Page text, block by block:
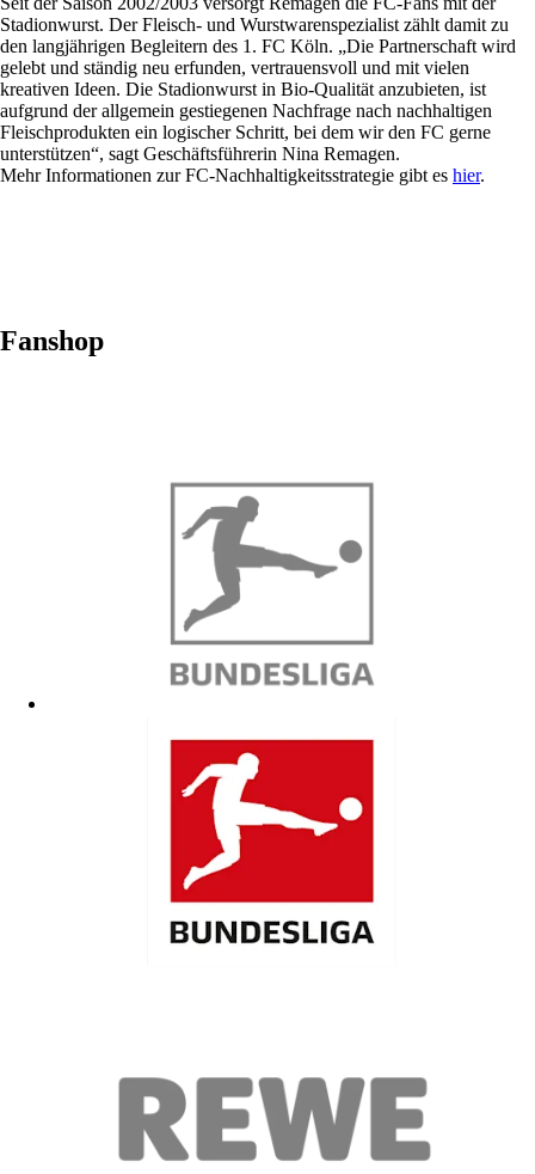
Stadionwurst. Der Fleisch- und Wurstwarenspezialist zählt damit zu
den langjährigen Begleitern des 1. FC Köln. „Die Partnerschaft wird
gelebt und ständig neu erfunden, vertrauensvoll und mit vielen
kreativen Ideen. Die Stadionwurst in Bio-Qualität anzubieten, ist
aufgrund der allgemein gestiegenen Nachfrage nach nachhaltigen
Fleischprodukten ein logischer Schritt, bei dem wir den FC gerne
unterstützen“, sagt Geschäftsführerin Nina Remagen.
Mehr Informationen zur FC-Nachhaltigkeitsstrategie gibt es hier.
Fanshop